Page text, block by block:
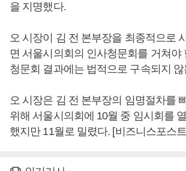
을 지명했다.
오 시장이 김 전 본부장을 최종적으로
면 서울시의회의 인사청문회를 거쳐야
청문회 결과에는 법적으로 구속되지 않
오 시장은 김 전 본부장의 임명절차를
위해 서울시의회에 10월 중 임시회를
했지만 11월로 밀렸다. [비즈니스포스